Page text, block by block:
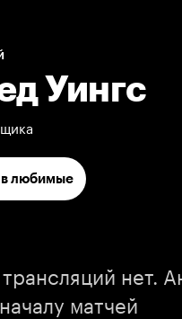
Уингс
в любимые
нет.
матчей